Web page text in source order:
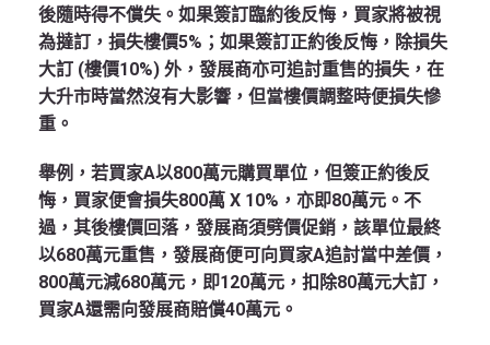
後隨時得不償失。如果簽訂臨約後反悔，買家將被視
為撻訂，損失樓價5%；如果簽訂正約後反悔，除損失
大訂 (樓價10%) 外，發展商亦可追討重售的損失，在
大升市時當然沒有大影響，但當樓價調整時便損失慘
重。
舉例，若買家A以800萬元購買單位，但簽正約後反
悔，買家便會損失800萬 X 10%，亦即80萬元。不
過，其後樓價回落，發展商須劈價促銷，該單位最終
以680萬元重售，發展商便可向買家A追討當中差價，
800萬元減680萬元，即120萬元，扣除80萬元大訂，
買家A還需向發展商賠償40萬元。